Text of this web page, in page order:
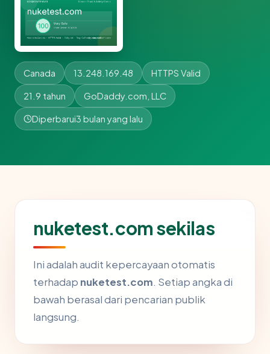
Canada 13.248.169.48 HTTPS Valid
21.9 tahun GoDaddy.com, LLC
Diperbarui3 bulan yang lalu
nuketest.com sekilas
Ini adalah audit kepercayaan otomatis
terhadap nuketest.com. Setiap angka di
bawah berasal dari pencarian publik
langsung.